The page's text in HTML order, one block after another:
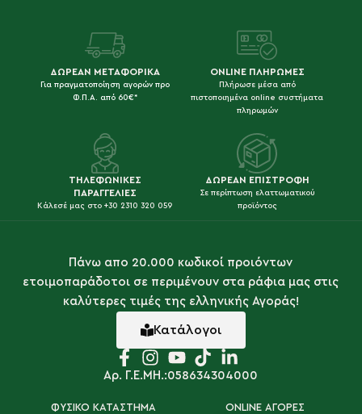
ΔΩΡΕΑΝ ΜΕΤΑΦΟΡΙΚΑ
Για πραγματοποίηση αγορών προ
Φ.Π.Α. από 60€*
ONLINE ΠΛΗΡΩΜΕΣ
Πλήρωσε μέσα από
πιστοποιημένα online συστήματα
πληρωμών
ΤΗΛΕΦΩΝΙΚΕΣ
ΠΑΡΑΓΓΕΛΙΕΣ
Κάλεσέ μας στο +30 2310 320 059
ΔΩΡΕΑΝ ΕΠΙΣΤΡΟΦΗ
Σε περίπτωση ελαττωματικού
προϊόντος
Πάνω απο 20.000 κωδικοί προιόντων
ετοιμοπαράδοτοι σε περιμένουν στα ράφια μας στις
καλύτερες τιμές της ελληνικής Αγοράς!
Κατάλογοι
Αρ. Γ.Ε.ΜΗ.:058634304000
ΦΥΣΙΚΟ ΚΑΤΑΣΤΗΜΑ ONLINE ΑΓΟΡΕΣ